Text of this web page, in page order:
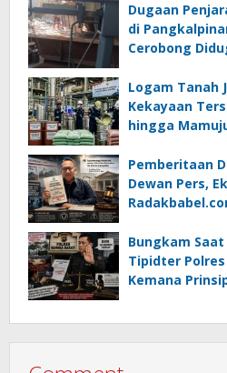
Dugaan
di
Cerobong
Logam Tanah
Kekayaan
hingga
Pemberitaan
Dewan Pers,
Bungkam
Tipidter
Kemana